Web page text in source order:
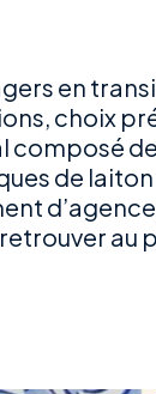
en
choix
composé
de
au